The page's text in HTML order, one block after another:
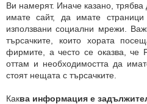
Ви намерят. Иначе казано, трябва
имате сайт, да имате
използвани социални мрежи.
търсачките, които хората
фирмите, а често се оказва, че
оттам и необходимостта да
стоят нещата с търсачките.
Каква информация е